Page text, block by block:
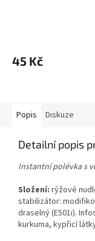
45 Kč
Popis Diskuze
Detailní popis
Instantní polévka s
Složení: rýžové
stabilizátor:
draselný (E501i).
kurkuma, kypřicí